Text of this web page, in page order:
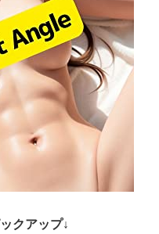
クアップ↓